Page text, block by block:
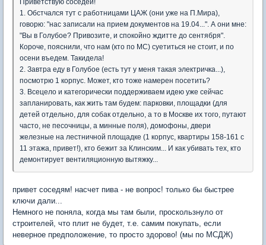
Приветствую соседей!
1. Обстчался тут с работницами ЦАЖ (они уже на П.Мира),
говорю: "нас записали на прием документов на 19.04...". А они мне:
"Вы в Голубое? Привозите, и спокойно ждитте до сентября".
Короче, пояснили, что нам (кто по МС) суетиться не стоит, и по
осени въедем. Такидела!
2. Завтра еду в Голубое (есть тут у меня такая электричка...),
посмотрю 1 корпус. Может, кто тоже намерен посетить?
3. Всецело и категорически поддерживаем идею уже сейчас
запланировать, как жить там будем: парковки, площадки (для
детей отдельно, для собак отдельно, а то в Москве их того, путают
часто, не песочницы, а минные поля), домофоны, двери
железные на лестничной площадке (1 корпус, квартиры 158-161 с
11 этажа, привет!), кто бежит за Клинским... И как убивать тех, кто
демонтирует вентиляционную вытяжку...
привет соседям! насчет пива - не вопрос! только бы быстрее
ключи дали...
Немного не поняла, когда мы там были, проскользнуло от
строителей, что плит не будет, т.е. самим покупать, если
неверное предположение, то просто здорово! (мы по МСДЖ)